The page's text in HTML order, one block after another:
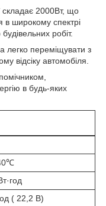
складає 2000Вт, що
в широкому спектрі
робіт.
легко переміщувати з
відсіку автомобіля.
в будь-яких
( 22,2 В)